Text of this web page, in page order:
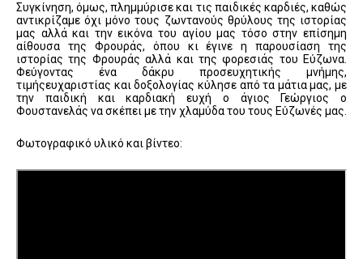
Συγκίνηση, όμως, πλημμύρισε και τις παιδικές καρδιές, καθώς
αντικρίζαμε όχι μόνο τους ζωντανούς θρύλους της ιστορίας
μας αλλά και την εικόνα του αγίου μας τόσο στην επίσημη
αίθουσα της Φρουράς, όπου κι έγινε η παρουσίαση της
ιστορίας της Φρουράς αλλά και της φορεσιάς του Εύζωνα.
Φεύγοντας ένα δάκρυ προσευχητικής μνήμης,
τιμήςευχαριστίας και δοξολογίας κύλησε από τα μάτια μας, με
την παιδική και καρδιακή ευχή ο άγιος Γεώργιος ο
Φουστανελάς να σκέπει με την χλαμύδα του τους Εύζωνές μας.
Φωτογραφικό υλικό και βίντεο: